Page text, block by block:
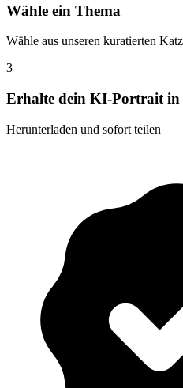
Wähle ein Thema
Wähle aus unseren kuratierten
3
Erhalte dein KI-Portrait in
Herunterladen und sofort teilen